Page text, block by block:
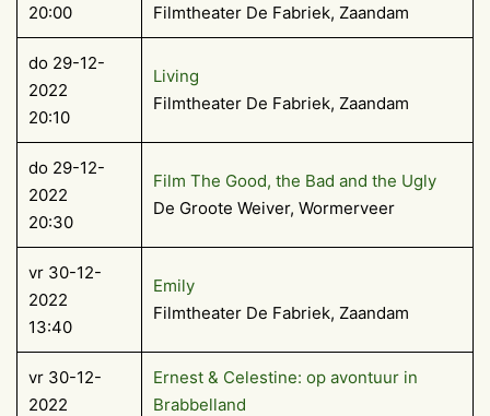
20:00
Filmtheater De Fabriek, Zaandam
do 29-12-
2022
20:10
Living
Filmtheater De Fabriek, Zaandam
do 29-12-
2022
20:30
Film The Good, the Bad and the Ugly
De Groote Weiver, Wormerveer
vr 30-12-
2022
13:40
Emily
Filmtheater De Fabriek, Zaandam
vr 30-12-
2022
Ernest & Celestine: op avontuur in
Brabbelland